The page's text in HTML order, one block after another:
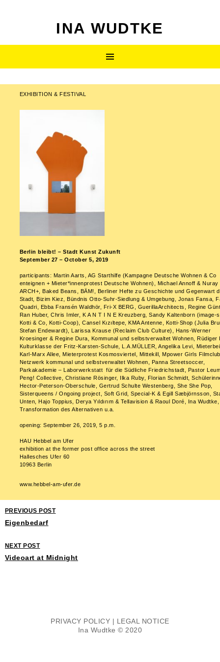
INA WUDTKE
SKIP
CONTENT
EXHIBITION & FESTIVAL
Berlin bleibt! – Stadt Kunst Zukunft
September 27 – October 5, 2019
participants: Martin Aarts, AG Starthilfe (Kampagne Deutsche Wohnen & Co
enteignen + Mieter*innenprotest Deutsche Wohnen), Michael Annoff & Nuray
ARCH+, Baked Beans, BÄM!, Berliner Hefte zu Geschichte und Gegenwart
Stadt, ­Bizim Kiez, Bündnis Otto-Suhr-Siedlung & Umgebung, Jonas Fansa,
Quadri, Ebba Fransén Waldhör, Fri-X BERG, GuerillaArchitects, Regine
Ran Huber, Chris Imler, K A N T I N E Kreuzberg, Sandy Kaltenborn (image-
Kotti & Co, Kotti-Coop), Cansel Kızıltepe, KMA Antenne, Kotti-Shop (Julia
Stefan Endewardt), Larissa Krause (Reclaim Club Culture), Hans-Werner
Kroesinger & Regine Dura, Kommunal und selbstverwaltet Wohnen, Rüdiger
Kulturklasse der Fritz-Karsten-Schule, L.A.MÜLLER, Angelika Levi,
Karl-Marx Allee, ­Mieterprotest Kosmosviertel, Mittekill, Mpower Girls
Netzwerk kommunal und selbstverwaltet Wohnen, Panna Streetsoccer,
Parkakademie – Laborwerkstatt für die Südliche Friedrichstadt, Pastor
Peng! Collective, Christiane Rösinger, Ilka Ruby, Florian Schmidt,
Hector-Peterson-Oberschule, Gertrud Schulte Westenberg, She She Pop,
Sisterqueens / Ongoing project, Soft Grid, Special-K & Egill Sæbjörnsson,
Unten, Hajo Toppius, Derya Yıldırım & Tellavision & Raoul Doré, Ina
Transformation des Alternativen u.a.
opening: September 26, 2019, 5 p.m.
HAU Hebbel am Ufer
exhibition at the former post office across the street
Hallesches Ufer 60
10963 Berlin
www.hebbel-am-ufer.de
PREVIOUS POST
Eigenbedarf
NEXT POST
Videoart at Midnight
PRIVACY POLICY | LEGAL NOTICE
Ina Wudtke © 2020